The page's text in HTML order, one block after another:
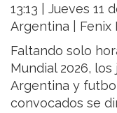
13:13 | Jueves 11
Argentina |
Faltando solo
Mundial 2026,
Argentina y
convocados se